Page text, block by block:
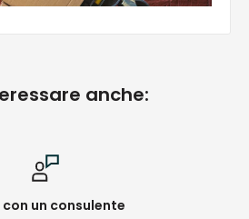
anche:
un consulente